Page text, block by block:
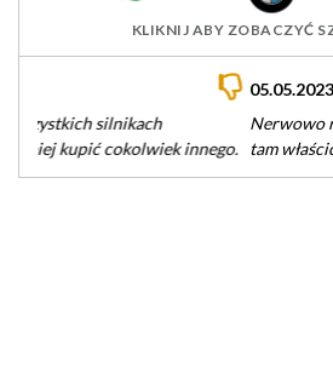
KLIKNIJ ABY ZOBACZYĆ
Nerwowo rozwijana moc i alfabet
tam właściciel od nowości był mój